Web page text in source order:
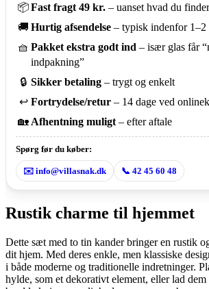
kander
klassisk
antal
📦Fast fragt 49 kr. – uanset hvad du
🚚 Hurtig afsendelse – typisk indenfor 1–2
🧺 Pakket ekstra godt ind – især glas får
indpakning”
🔒 Sikker betaling – trygt og enkelt
↩️ Fortrydelse/retur – 14 dage ved
🏡 Afhentning muligt – efter aftale
Spørg før du køber:
✉️ info@villasnak.dk 📞 42 45 60 48
Rustik charme til hjemmet
Dette sæt med to tin kander bringer en rustik
dit hjem. Med deres enkle, men klassiske
i både moderne og traditionelle indretninger.
hylde, som et dekorativt element, eller lad